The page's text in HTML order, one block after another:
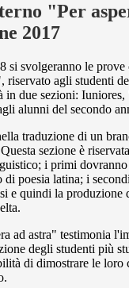
"Per
2017
si svolgeranno le prove
riservato agli studenti
in due sezioni:
alunni del secondo
traduzione di un
sezione è
i primi dovranno
di poesia latina; i
e quindi la produzione
ad astra" testimonia
degli studenti più
di dimostrare le loro